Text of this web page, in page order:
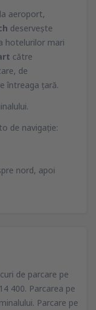
aeroport,
deserveşte
hotelurilor mari
către
de
întreaga ţară.
de navigaţie:
nord, apoi
de parcare pe
400. Parcarea pe
Parcare pe